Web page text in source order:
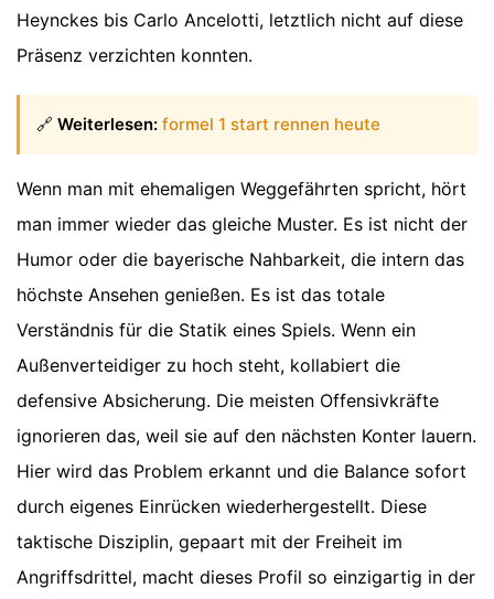
Heynckes bis Carlo Ancelotti, letztlich nicht auf diese
Präsenz verzichten konnten.
🔗 Weiterlesen: formel 1 start rennen heute
Wenn man mit ehemaligen Weggefährten spricht, hört
man immer wieder das gleiche Muster. Es ist nicht der
Humor oder die bayerische Nahbarkeit, die intern das
höchste Ansehen genießen. Es ist das totale
Verständnis für die Statik eines Spiels. Wenn ein
Außenverteidiger zu hoch steht, kollabiert die
defensive Absicherung. Die meisten Offensivkräfte
ignorieren das, weil sie auf den nächsten Konter lauern.
Hier wird das Problem erkannt und die Balance sofort
durch eigenes Einrücken wiederhergestellt. Diese
taktische Disziplin, gepaart mit der Freiheit im
Angriffsdrittel, macht dieses Profil so einzigartig in der